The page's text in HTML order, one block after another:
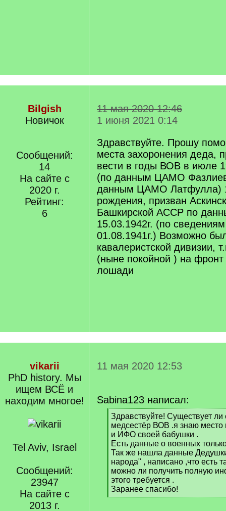
Bilgish
Новичок
Сообщений:
14
На сайте с
2020 г.
Рейтинг:
6
11 мая 2020 12:46
1 июня 2021 0:14
Здравствуйте. Прошу
места захоронения деда,
вести в годы ВОВ в июле
(по данным ЦАМО
данным ЦАМО Латфулла)
рождения, призван
Башкирской АССР по
15.03.1942г. (по
01.08.1941г.) Возможно
кавалеристской дивизии,
(ныне покойной ) на
лошади
vikarii
PhD history. Мы
ищем ВСЁ и
находим многое!
Tel Aviv, Israel
Сообщений:
23947
На сайте с
2013 г.
11 мая 2020 12:53
Sabina123 написал:
[
q
]
Здравствуйте! Существует ли
медсестёр ВОВ .я знаю место
и ИФО своей бабушки .
Есть данные о военных
Так же нашла данные
народа" , написано ,что есть
можно ли получить полную
этого требуется .
Заранее спасибо!
[